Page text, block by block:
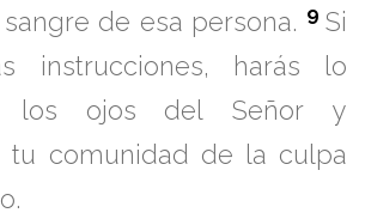
de esa persona. 9 Si
instrucciones, harás lo
los ojos del Señor y
tu comunidad de la culpa